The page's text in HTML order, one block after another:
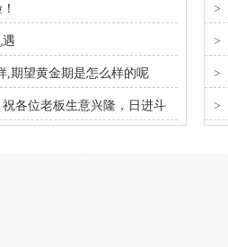
,期望黄金期是怎么样的呢
各位老板生意兴隆，日进斗
>
>
>
>